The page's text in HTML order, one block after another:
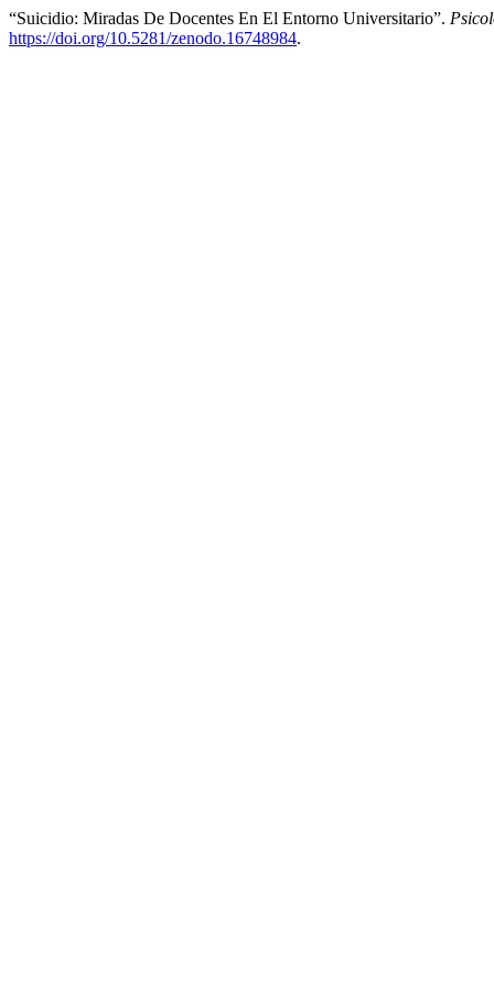
“Suicidio: Miradas De Docentes En El Entorno Universitario”.
https://doi.org/10.5281/zenodo.16748984.